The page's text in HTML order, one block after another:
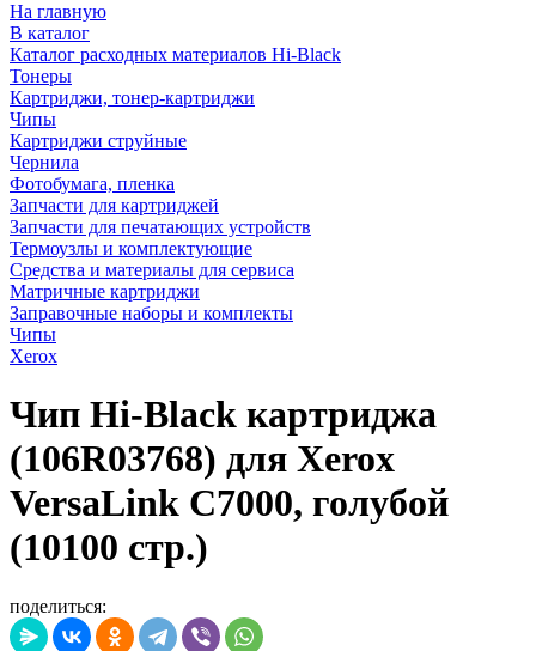
На главную
В каталог
Каталог расходных материалов Hi-Black
Тонеры
Картриджи, тонер-картриджи
Чипы
Картриджи струйные
Чернила
Фотобумага, пленка
Запчасти для картриджей
Запчасти для печатающих устройств
Термоузлы и комплектующие
Средства и материалы для сервиса
Матричные картриджи
Заправочные наборы и комплекты
Чипы
Xerox
Чип Hi-Black картриджа
(106R03768) для Xerox
VersaLink C7000, голубой
(10100 стр.)
поделиться: